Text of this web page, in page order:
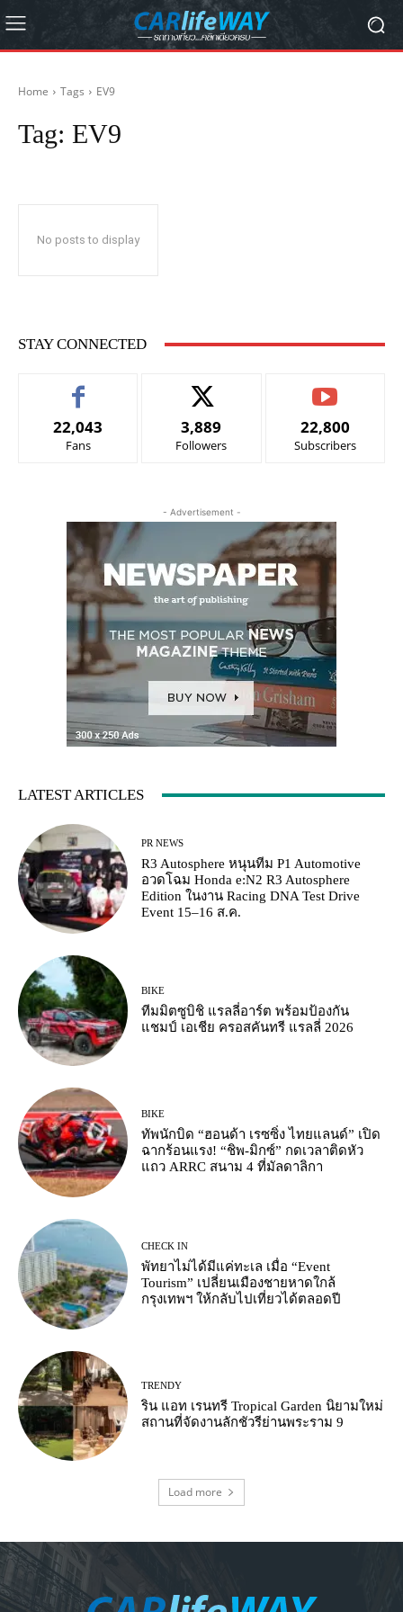
Home Tags EV9
Tag: EV9
No posts to display
STAY CONNECTED
22,043
Fans
3,889
Followers
22,800
Subscribers
- Advertisement -
LATEST ARTICLES
PR NEWS
R3 Autosphere หนุนทีม P1 Automotive
อวดโฉม Honda e:N2 R3 Autosphere
Edition ในงาน Racing DNA Test Drive
Event 15–16 ส.ค.
BIKE
ทีมมิตซูบิชิ แรลลี่อาร์ต พร้อมป้องกัน
แชมป์ เอเชีย ครอสคันทรี แรลลี่ 2026
BIKE
ทัพนักบิด “ฮอนด้า เรซซิ่ง ไทยแลนด์” เปิด
ฉากร้อนแรง! “ชิพ-มิกซ์” กดเวลาติดหัว
แถว ARRC สนาม 4 ที่มัลดาลิกา
CHECK IN
พัทยาไม่ได้มีแค่ทะเล เมื่อ “Event
Tourism” เปลี่ยนเมืองชายหาดใกล้
กรุงเทพฯ ให้กลับไปเที่ยวได้ตลอดปี
TRENDY
ริน แอท เรนทรี Tropical Garden นิยามใหม่
สถานที่จัดงานลักชัวรีย่านพระราม 9
Load more